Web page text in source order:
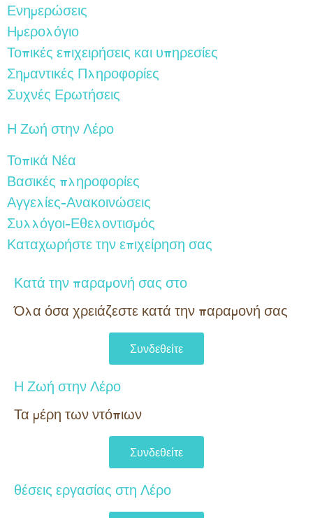
Ενημερώσεις
Ημερολόγιο
Τοπικές επιχειρήσεις και υπηρεσίες
Σημαντικές Πληροφορίες
Συχνές Ερωτήσεις
Η Ζωή στην Λέρο
Τοπικά Νέα
Βασικές πληροφορίες
Αγγελίες-Ανακοινώσεις
Συλλόγοι-Εθελοντισμός
Καταχωρήστε την επιχείρηση σας
Κατά την παραμονή σας στο
Όλα όσα χρειάζεστε κατά την παραμονή σας​
Συνδεθείτε
Η Ζωή στην Λέρο
Τα μέρη των ντόπιων
Συνδεθείτε
θέσεις εργασίας στη Λέρο